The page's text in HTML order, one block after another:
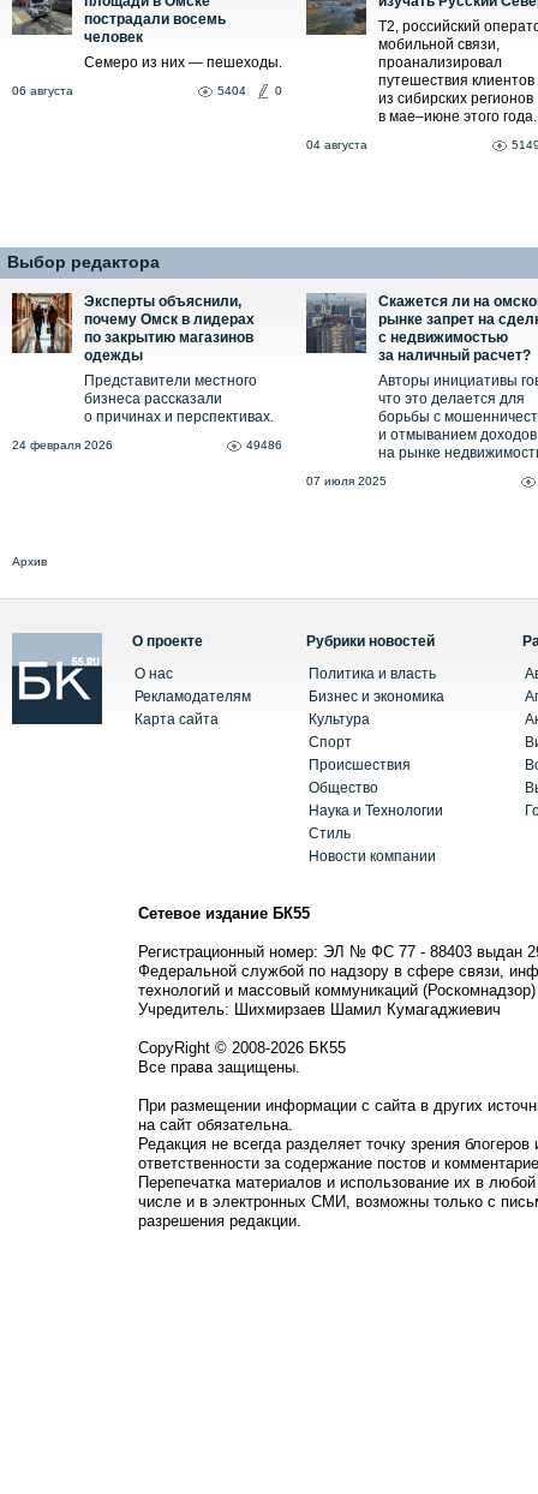
пострадали восемь
человек
Семеро из них — пешеходы.
06 августа 5404 0
T2, российский
мобильной связи,
проанализировал
путешествия клиентов
из сибирских регионов
в мае–июне этого года.
04 августа
Выбор редактора
Эксперты объяснили,
почему Омск в лидерах
по закрытию магазинов
одежды
Представители местного
бизнеса рассказали
о причинах и перспективах.
24 февраля 2026 49486
Скажется ли на
рынке запрет на
с недвижимостью
за наличный расчет?
Авторы инициативы
что это делается для
борьбы с
и отмыванием доходов
на рынке
07 июля 2025
Архив
О проекте
О нас
Рекламодателям
Карта сайта
Рубрики новостей
Политика и власть
Бизнес и экономика
Культура
Спорт
Происшествия
Общество
Наука и Технологии
Стиль
Новости компании
Сетевое издание БК55
Регистрационный номер: ЭЛ № ФС 77 - 88403 выдан
Федеральной службой по надзору в сфере связи,
технологий и массовый коммуникаций (Роскомнадзор)
Учредитель: Шихмирзаев Шамил Кумагаджиевич
CopyRight © 2008-2026 БК55
Все права защищены.
При размещении информации с сайта в других
на сайт обязательна.
Редакция не всегда разделяет точку зрения блогеров
ответственности за содержание постов и
Перепечатка материалов и использование их в
числе и в электронных СМИ, возможны только с
разрешения редакции.